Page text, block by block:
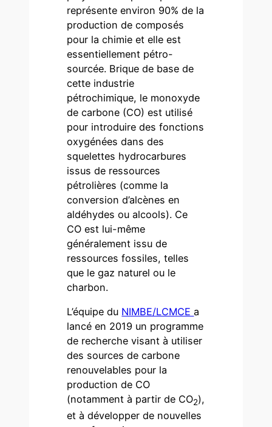
représente environ 90% de la
production de composés
pour la chimie et elle est
essentiellement pétro-
sourcée. Brique de base de
cette industrie
pétrochimique, le monoxyde
de carbone (CO) est utilisé
pour introduire des fonctions
oxygénées dans des
squelettes hydrocarbures
issus de ressources
pétrolières (comme la
conversion d’alcènes en
aldéhydes ou alcools). Ce
CO est lui-même
généralement issu de
ressources fossiles, telles
que le gaz naturel ou le
charbon.
L’équipe du NIMBE/LCMCEa
lancé en 2019 un programme
de recherche visant à utiliser
des sources de carbone
renouvelables pour la
production de CO
(notamment à partir de CO2),
et à développer de nouvelles